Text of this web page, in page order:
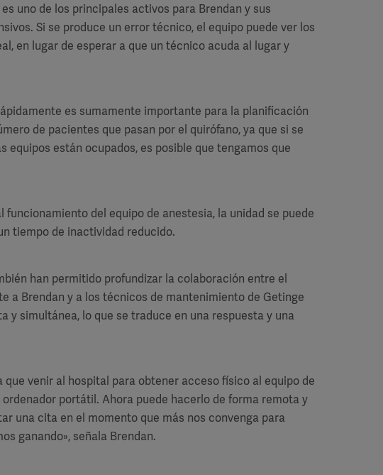
uno de los principales activos para Brendan y sus
Si se produce un error técnico, el equipo puede ver los
en lugar de esperar a que un técnico acuda al lugar y
es sumamente importante para la planificación
de pacientes que pasan por el quirófano, ya que si se
equipos están ocupados, es posible que tengamos que
del equipo de anestesia, la unidad se puede
tiempo de inactividad reducido.
han permitido profundizar la colaboración entre el
a Brendan y a los técnicos de mantenimiento de Getinge
y simultánea, lo que se traduce en una respuesta y una
que venir al hospital para obtener acceso físico al equipo de
portátil. Ahora puede hacerlo de forma remota y
una cita en el momento que más nos convenga para
ganando», señala Brendan.